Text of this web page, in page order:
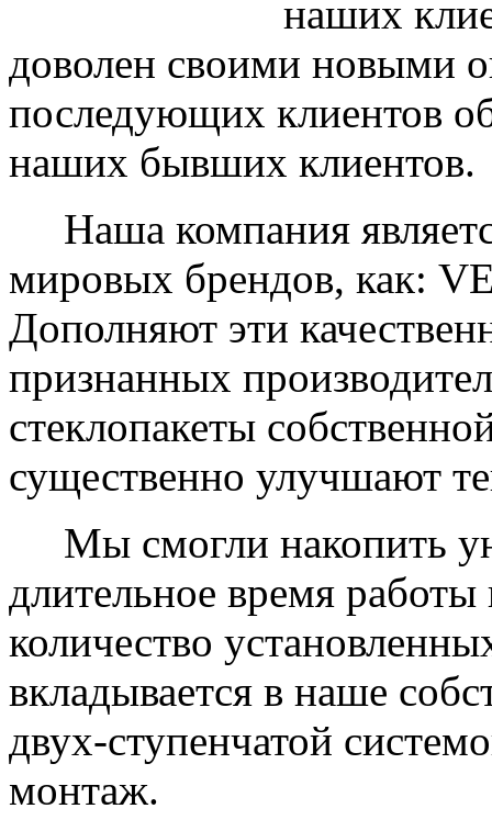
наших
доволен своими новыми
последующих клиентов
наших бывших клиентов.
Наша компания
мировых брендов, как:
Дополняют эти
признанных
стеклопакеты
существенно улучшают
Мы смогли накопить
длительное время
количество
вкладывается в наше
двух-ступенчатой
монтаж.